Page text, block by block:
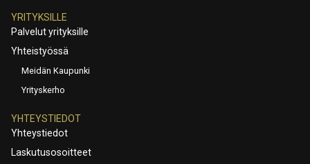
YRITYKSILLE
Palvelut yrityksille
Yhteistyössä
Meidän Kaupunki
Yrityskerho
YHTEYSTIEDOT
Yhteystiedot
Laskutusosoitteet